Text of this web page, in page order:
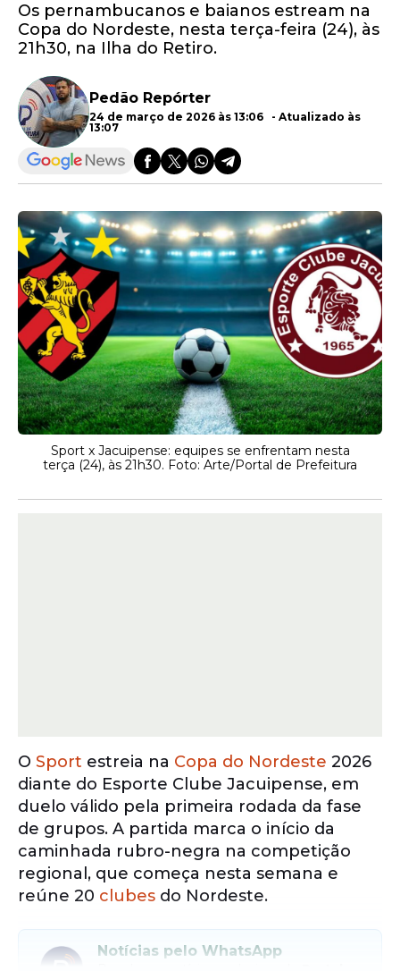
Os pernambucanos e baianos estream na
Copa do Nordeste, nesta terça-feira (24), às
21h30, na Ilha do Retiro.
Pedão Repórter
24 de março de 2026 às 13:06 - Atualizado às
13:07
Sport x Jacuipense: equipes se enfrentam nesta
terça (24), às 21h30. Foto: Arte/Portal de Prefeitura
O Sport estreia na Copa do Nordeste 2026
diante do Esporte Clube Jacuipense, em
duelo válido pela primeira rodada da fase
de grupos. A partida marca o início da
caminhada rubro-negra na competição
regional, que começa nesta semana e
reúne 20 clubes do Nordeste.
Notícias pelo WhatsApp